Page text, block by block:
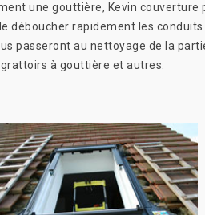
une gouttière, Kevin couverture
déboucher rapidement les
passeront au nettoyage de la
à gouttière et autres.